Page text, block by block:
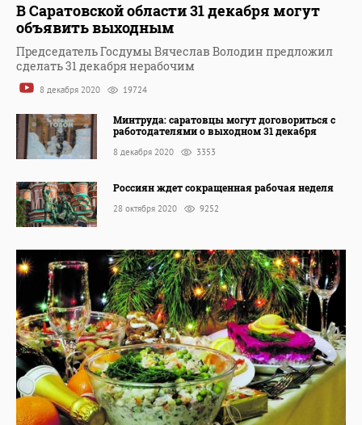
В Саратовской области 31 декабря могут
объявить выходным
Председатель Госдумы Вячеслав Володин предложил
сделать 31 декабря нерабочим
8 декабря 2020 19724
Минтруда: саратовцы могут договориться с
работодателями о выходном 31 декабря
8 декабря 2020 3353
Россиян ждет сокращенная рабочая неделя
28 октября 2020 9252